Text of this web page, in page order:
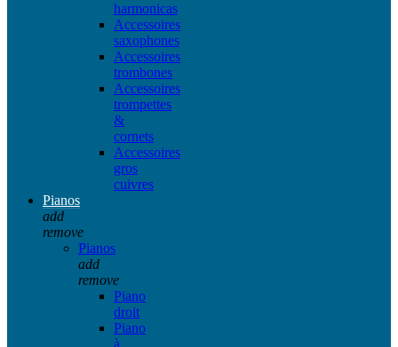
harmonicas
Accessoires
saxophones
Accessoires
trombones
Accessoires
trompettes
&
cornets
Accessoires
gros
cuivres
Pianos
add
remove
Pianos
add
remove
Piano
droit
Piano
à